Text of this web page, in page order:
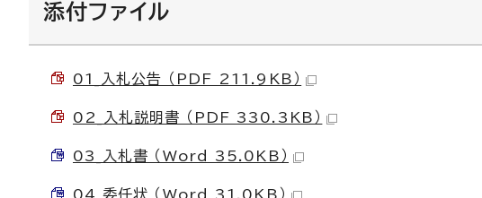
添付ファイル
01_入札公告 （PDF 211.9KB）
02_入札説明書 （PDF 330.3KB）
03_入札書 （Word 35.0KB）
04_委任状 （Word 31.0KB）